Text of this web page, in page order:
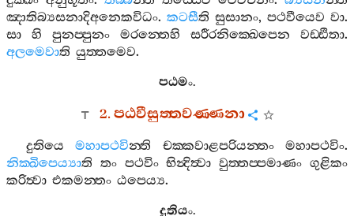
ඤාතිබ්‍යසනාදිඅනෙකවිධං. කටසීති සුසානං, පථවීයෙව වා.
සා
හි පුනප‍්පුනං මරන‍්තෙහි සරීරනික‍්ඛෙපෙන වඩ‍්ඪිතා.
අලමෙවාති යුත‍්තමෙව.
පඨමං.
2.පඨවීසුත‍්තවණ‍්ණනා
දුතියෙ මහාපථවින‍්ති චක‍්කවාළපරියන‍්තං මහාපථවිං.
නික‍්ඛිපෙය්‍යාති තං පථවිං භින්‍දිත්‍වා වුත‍්තප‍්පමාණං ගුළිකං
කරිත්‍වා එකමන‍්තං ඨපෙය්‍ය.
දුතියං.